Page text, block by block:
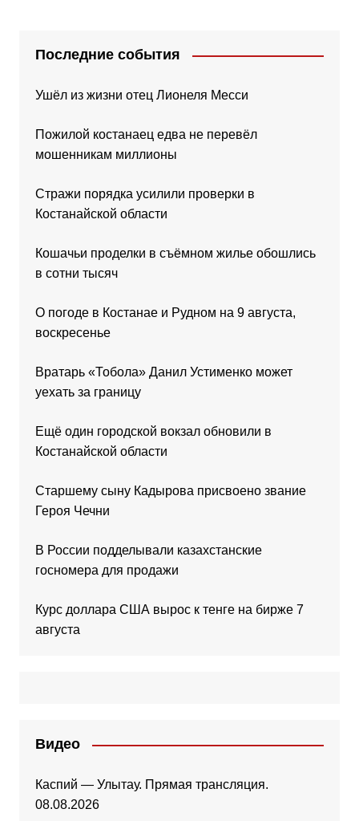
Последние события
Ушёл из жизни отец Лионеля Месси
Пожилой костанаец едва не перевёл
мошенникам миллионы
Стражи порядка усилили проверки в
Костанайской области
Кошачьи проделки в съёмном жилье обошлись
в сотни тысяч
О погоде в Костанае и Рудном на 9 августа,
воскресенье
Вратарь «Тобола» Данил Устименко может
уехать за границу
Ещё один городской вокзал обновили в
Костанайской области
Старшему сыну Кадырова присвоено звание
Героя Чечни
В России подделывали казахстанские
госномера для продажи
Курс доллара США вырос к тенге на бирже 7
августа
Видео
Каспий — Улытау. Прямая трансляция.
08.08.2026